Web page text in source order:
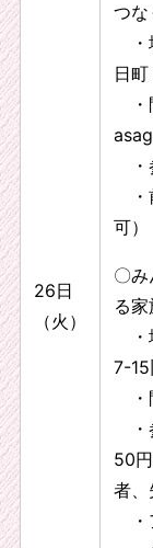
26日
（火）
つな
・
日
・
・
・
可）
〇
る
・
7-15
・
・
50
者、
・